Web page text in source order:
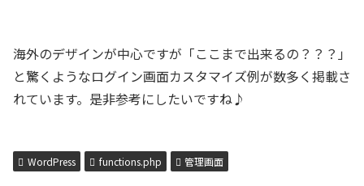
海外のデザインが中心ですが「ここまで出来るの？？？」
と驚くようなログイン画面カスタマイズ例が数多く掲載さ
れています。是非参考にしたいですね♪
WordPress functions.php 管理画面